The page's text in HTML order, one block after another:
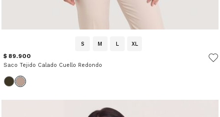
S M L XL
$ 89.900
Saco Tejido Calado Cuello Redondo